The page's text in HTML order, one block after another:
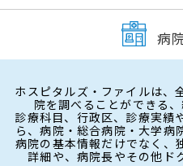
病
ホスピタルズ・ファイルは、
院を調べることができる
診療科目、行政区、診療実績
ら、病院・総合病院・大学病
病院の基本情報だけでなく、
詳細や、病院長やその他ド